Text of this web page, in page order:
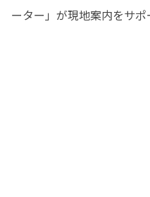
ーター」が現地案内をサポ